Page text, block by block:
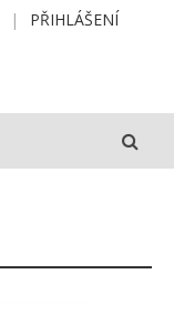
PŘIHLÁŠENÍ